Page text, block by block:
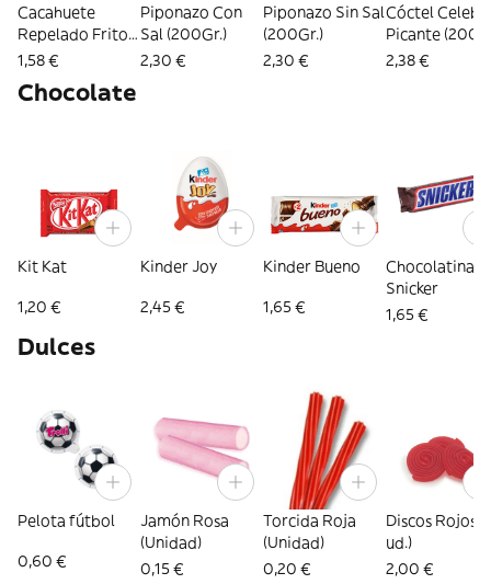
Cacahuete
Repelado Frito
(200Gr.)
1,58 €
Piponazo Con
Sal (200Gr.)
2,30 €
Piponazo Sin Sal
(200Gr.)
2,30 €
Cóctel
Picante
2,38 €
Chocolate
Kit Kat
1,20 €
Kinder Joy
2,45 €
Kinder Bueno
1,65 €
Chocolatina
Snicker
1,65 €
Dulces
Pelota fútbol
0,60 €
Jamón Rosa
(Unidad)
0,15 €
Torcida Roja
(Unidad)
0,20 €
Discos Rojos
ud.)
2,00 €